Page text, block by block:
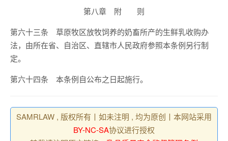
第八章 附 则
第六十三条 草原牧区放牧饲养的奶畜所产的生鲜乳收购办
法，由所在省、自治区、直辖市人民政府参照本条例另行制
定。
第六十四条 本条例自公布之日起施行。
SAMRLAW , 版权所有丨如未注明 , 均为原创丨本网站采用
BY-NC-SA协议进行授权